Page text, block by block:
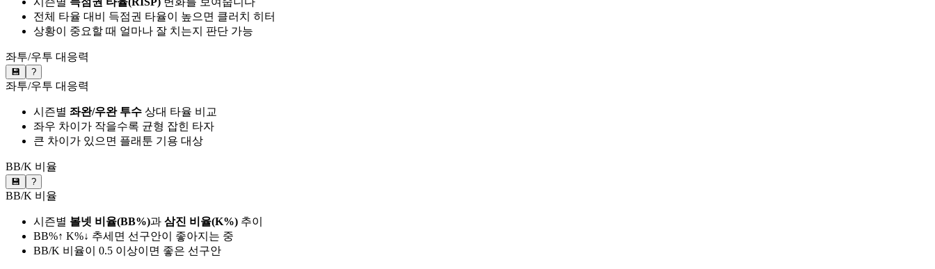
전체 타율 대비 득점권 타율이 높으면 클러치 히터
상황이 중요할 때 얼마나 잘 치는지 판단 가능
좌투/우투 대응력
💾 ?
좌투/우투 대응력
시즌별 좌완/우완 투수 상대 타율 비교
좌우 차이가 작을수록 균형 잡힌 타자
큰 차이가 있으면 플래툰 기용 대상
BB/K 비율
💾 ?
BB/K 비율
시즌별 볼넷 비율(BB%)과 삼진 비율(K%) 추이
BB%↑ K%↓ 추세면 선구안이 좋아지는 중
BB/K 비율이 0.5 이상이면 좋은 선구안